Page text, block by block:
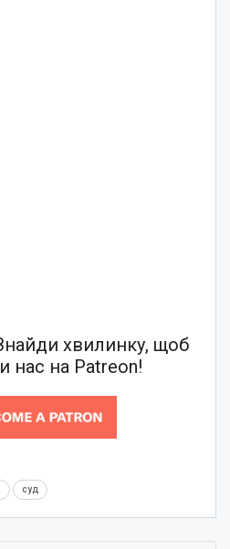
хвилинку, щоб
нас на Patreon!
суд